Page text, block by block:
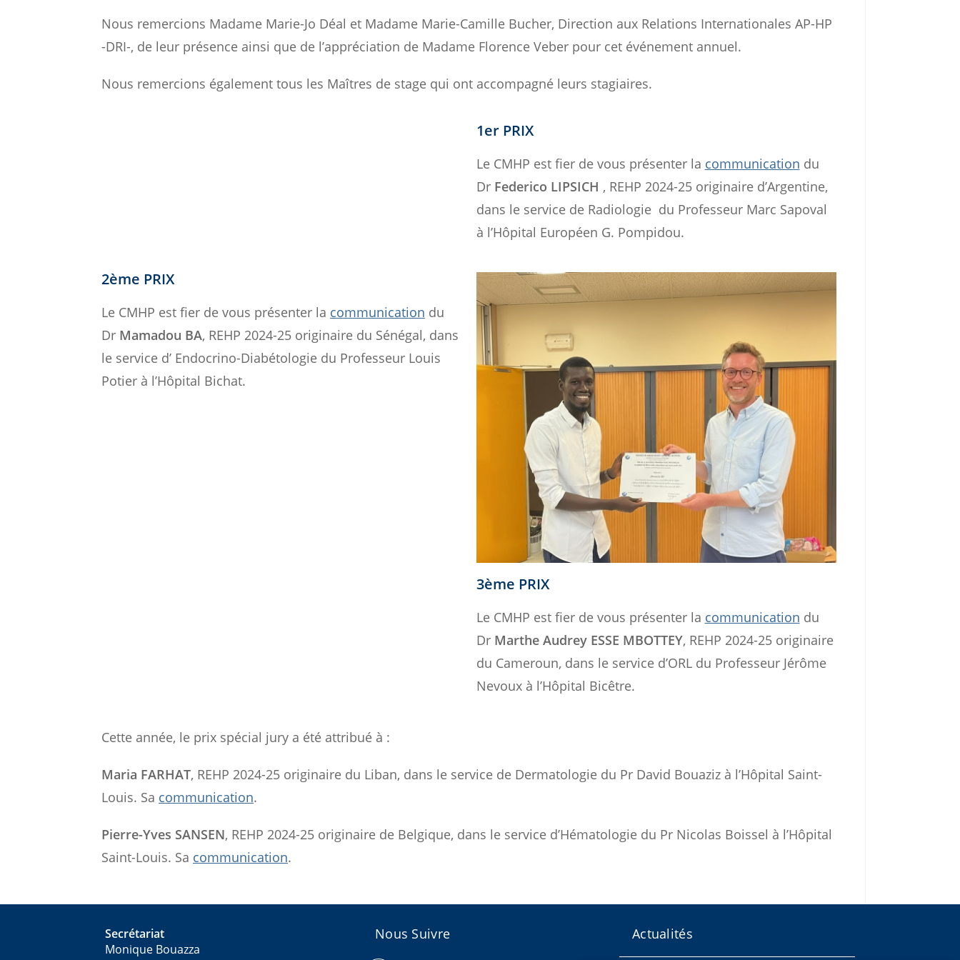
Nous remercions Madame Marie-Jo Déal et Madame Marie-Camille Bucher, Direction aux Relations Internationales AP-HP
-DRI-, de leur présence ainsi que de l’appréciation de Madame Florence Veber pour cet événement annuel.
Nous remercions également tous les Maîtres de stage qui ont accompagné leurs stagiaires.
1er PRIX
Le CMHP est fier de vous présenter la communication du
Dr Federico LIPSICH , REHP 2024-25 originaire d’Argentine,
dans le service de Radiologie du Professeur Marc Sapoval
à l’Hôpital Européen G. Pompidou.
2ème PRIX
Le CMHP est fier de vous présenter la communication du
Dr Mamadou BA, REHP 2024-25 originaire du Sénégal, dans
le service d’ Endocrino-Diabétologie du Professeur Louis
Potier à l’Hôpital Bichat.
3ème PRIX
Le CMHP est fier de vous présenter la communication du
Dr Marthe Audrey ESSE MBOTTEY, REHP 2024-25 originaire
du Cameroun, dans le service d’ORL du Professeur Jérôme
Nevoux à l’Hôpital Bicêtre.
Cette année, le prix spécial jury a été attribué à :
Maria FARHAT, REHP 2024-25 originaire du Liban, dans le service de Dermatologie du Pr David Bouaziz à l’Hôpital Saint-
Louis. Sa communication.
Pierre-Yves SANSEN, REHP 2024-25 originaire de Belgique, dans le service d’Hématologie du Pr Nicolas Boissel à l’Hôpital
Saint-Louis. Sa communication.
Secrétariat
Monique Bouazza
Nous Suivre Actualités